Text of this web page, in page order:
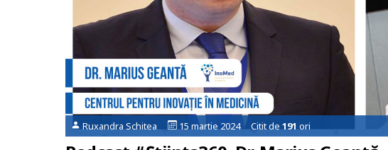
Ruxandra Schitea 15 martie 2024 Citit de 191 ori